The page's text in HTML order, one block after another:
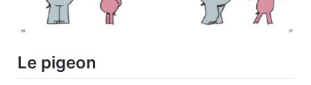
Le pigeon